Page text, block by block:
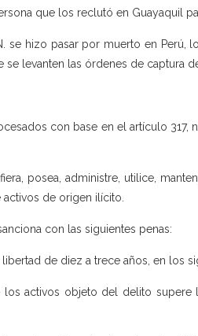
que los reclutó en Guayaquil
se hizo pasar por muerto en Perú,
se levanten las órdenes de captura
con base en el artículo 317,
posea, administre, utilice,
de origen ilícito.
con las siguientes penas:
de diez a trece años, en los
activos objeto del delito supere